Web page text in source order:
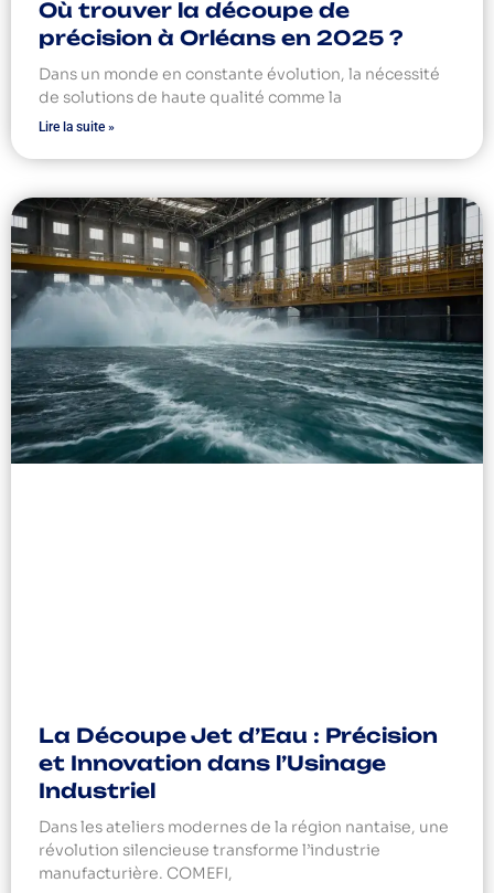
Où trouver la découpe de
précision à Orléans en 2025 ?
Dans un monde en constante évolution, la nécessité
de solutions de haute qualité comme la
Lire la suite »
La Découpe Jet d’Eau : Précision
et Innovation dans l’Usinage
Industriel
Dans les ateliers modernes de la région nantaise, une
révolution silencieuse transforme l’industrie
manufacturière. COMEFI,